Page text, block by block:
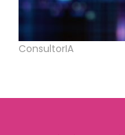
ConsultorIA